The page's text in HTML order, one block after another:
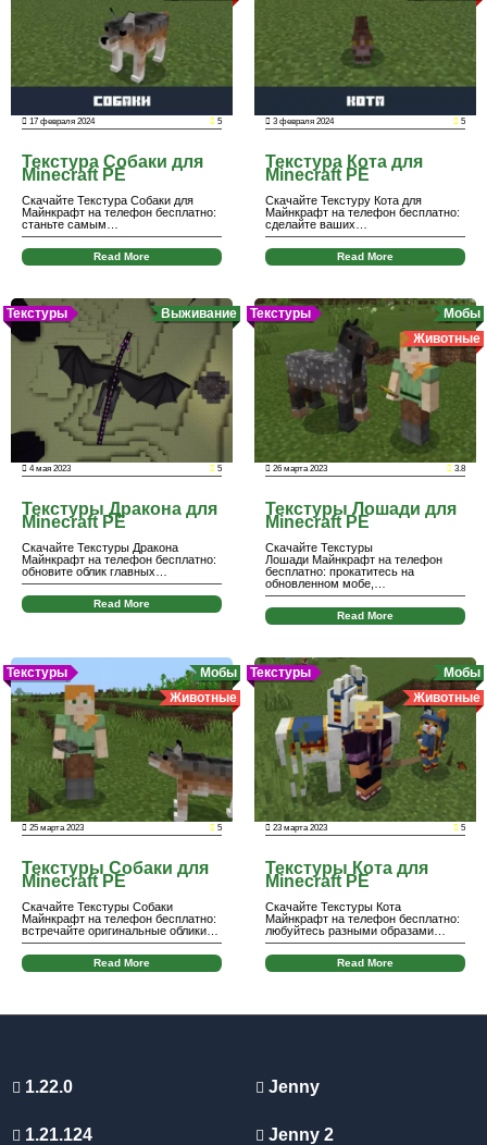
17 февраля 2024 5
Текстура Собаки для
Minecraft PE
Скачайте Текстура Собаки для
Майнкрафт на телефон бесплатно:
станьте самым…
Read More
3 февраля 2024 5
Текстура Кота для
Minecraft PE
Скачайте Текстуру Кота для
Майнкрафт на телефон бесплатно:
сделайте ваших…
Read More
Текстуры Выживание
4 мая 2023 5
Текстуры Дракона для
Minecraft PE
Скачайте Текстуры Дракона
Майнкрафт на телефон бесплатно:
обновите облик главных…
Read More
Текстуры
Мобы
Животные
26 марта 2023 3.8
Текстуры Лошади для
Minecraft PE
Скачайте Текстуры
Лошади Майнкрафт на телефон
бесплатно: прокатитесь на
обновленном мобе,…
Read More
Текстуры
Мобы
Животные
25 марта 2023 5
Текстуры Собаки для
Minecraft PE
Скачайте Текстуры Собаки
Майнкрафт на телефон бесплатно:
встречайте оригинальные облики…
Read More
Текстуры
Мобы
Животные
23 марта 2023 5
Текстуры Кота для
Minecraft PE
Скачайте Текстуры Кота
Майнкрафт на телефон бесплатно:
любуйтесь разными образами…
Read More
1.22.0
1.21.124
Jenny
Jenny 2